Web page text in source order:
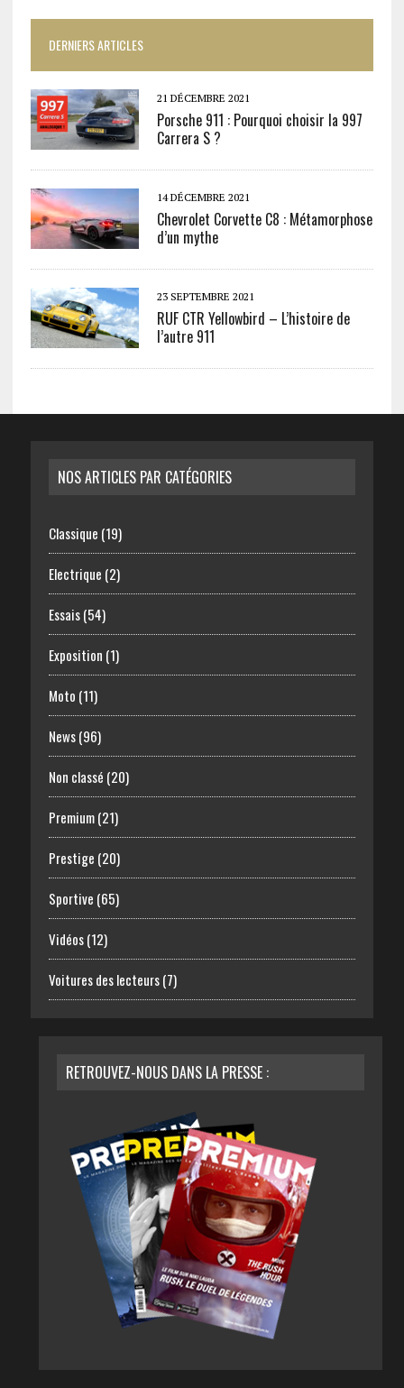
DERNIERS ARTICLES
21 DÉCEMBRE 2021
Porsche 911 : Pourquoi choisir la 997
Carrera S ?
14 DÉCEMBRE 2021
Chevrolet Corvette C8 : Métamorphose
d’un mythe
23 SEPTEMBRE 2021
RUF CTR Yellowbird – L’histoire de
l’autre 911
NOS ARTICLES PAR CATÉGORIES
Classique (19)
Electrique (2)
Essais(54)
Exposition (1)
Moto (11)
News(96)
Non classé (20)
Premium(21)
Prestige (20)
Sportive (65)
Vidéos(12)
Voitures des lecteurs(7)
RETROUVEZ-NOUS DANS LA PRESSE :